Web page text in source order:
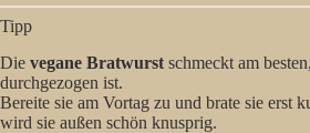
Tipp
Die vegane Bratwurst schmeckt am
durchgezogen ist.
Bereite sie am Vortag zu und brate sie erst
wird sie außen schön knusprig.